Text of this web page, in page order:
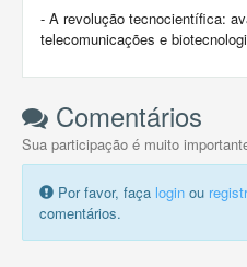
- A revolução tecnocientífica:
telecomunicações e
Comentários
Sua participação é muito
Por favor, faça login ou
comentários.